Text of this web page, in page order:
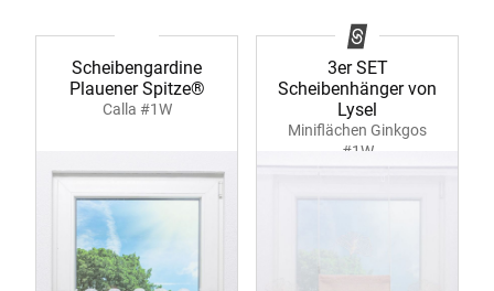
Scheibengardine
Plauener Spitze®
Calla #1W
3er SET
Scheibenhänger von
Lysel
Miniflächen Ginkgos
#1W